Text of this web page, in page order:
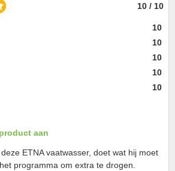
10 / 10
10
10
10
10
10
aan
ETNA vaatwasser, doet wat hij moet
programma om extra te drogen.